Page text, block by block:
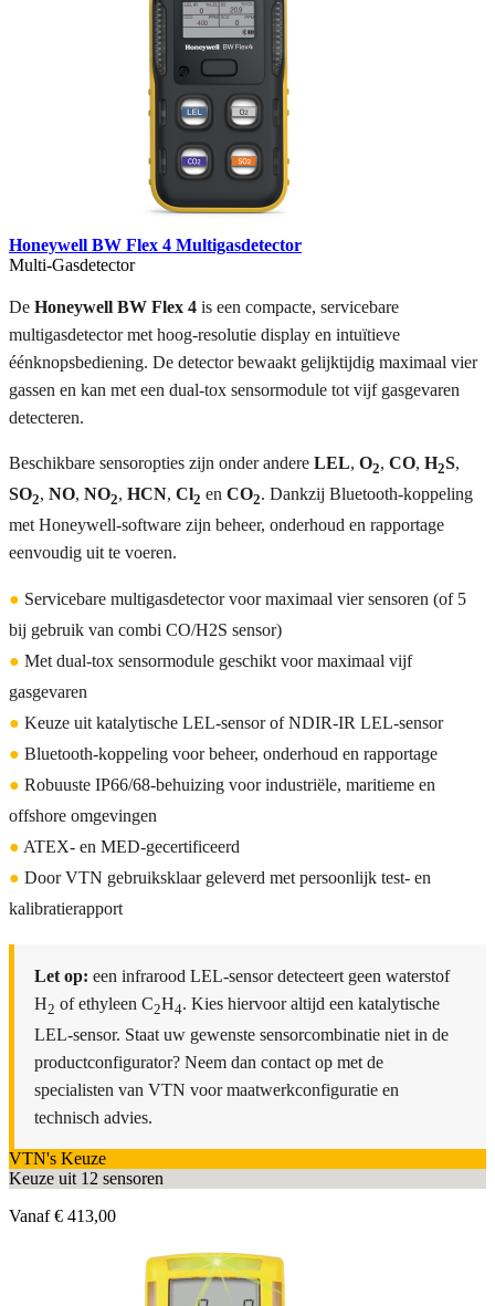
Honeywell BW Flex 4 Multigasdetector
Multi-Gasdetector
De Honeywell BW Flex 4 is een compacte, servicebare
multigasdetector met hoog-resolutie display en intuïtieve
éénknopsbediening. De detector bewaakt gelijktijdig maximaal vier
gassen en kan met een dual-tox sensormodule tot vijf gasgevaren
detecteren.
Beschikbare sensoropties zijn onder andere LEL, O2, CO, H2S,
SO2, NO, NO2, HCN, Cl2 en CO2. Dankzij Bluetooth-koppeling
met Honeywell-software zijn beheer, onderhoud en rapportage
eenvoudig uit te voeren.
● Servicebare multigasdetector voor maximaal vier sensoren (of 5
bij gebruik van combi CO/H2S sensor)
● Met dual-tox sensormodule geschikt voor maximaal vijf
gasgevaren
● Keuze uit katalytische LEL-sensor of NDIR-IR LEL-sensor
● Bluetooth-koppeling voor beheer, onderhoud en rapportage
● Robuuste IP66/68-behuizing voor industriële, maritieme en
offshore omgevingen
● ATEX- en MED-gecertificeerd
● Door VTN gebruiksklaar geleverd met persoonlijk test- en
kalibratierapport
Let op: een infrarood LEL-sensor detecteert geen waterstof
H2 of ethyleen C2H4. Kies hiervoor altijd een katalytische
LEL-sensor. Staat uw gewenste sensorcombinatie niet in de
productconfigurator? Neem dan contact op met de
specialisten van VTN voor maatwerkconfiguratie en
technisch advies.
VTN's Keuze
Keuze uit 12 sensoren
Vanaf € 413,00